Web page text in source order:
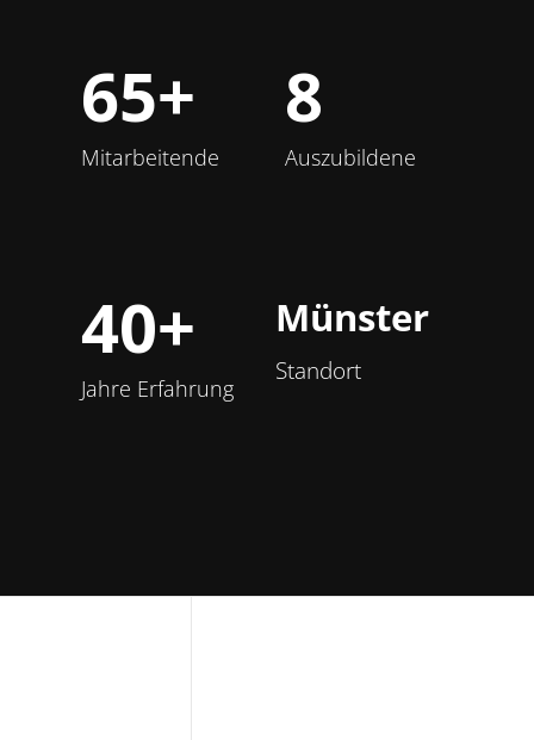
65+
Mitarbeitende
8
Auszubildene
40+
Jahre Erfahrung
Münster
Standort